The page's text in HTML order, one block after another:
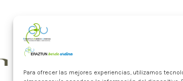
Para ofrecer las mejores experiencias, utilizamos